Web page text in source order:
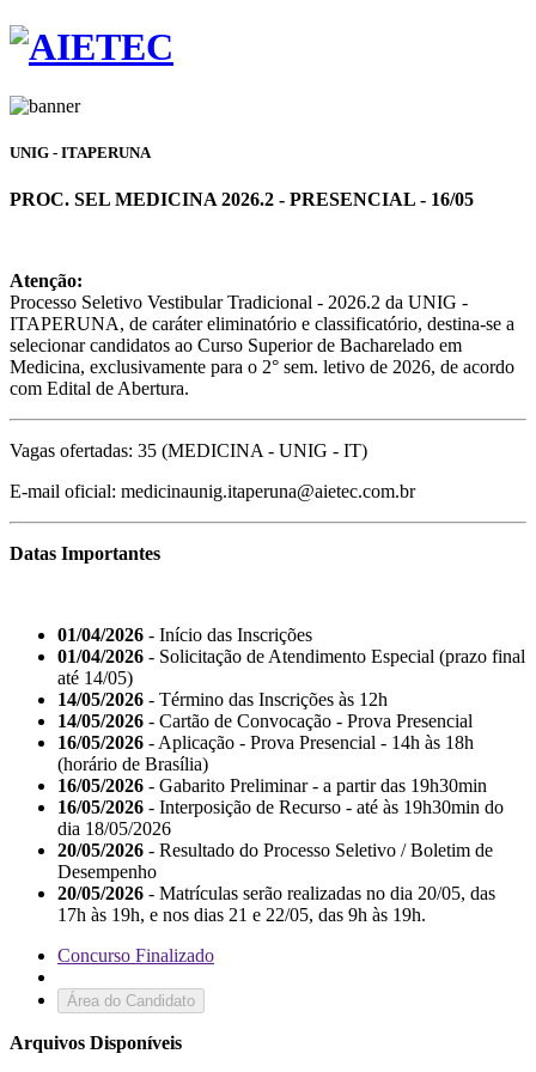
UNIG - ITAPERUNA
PROC. SEL MEDICINA 2026.2 - PRESENCIAL - 16/05
Atenção:
Processo Seletivo Vestibular Tradicional - 2026.2 da UNIG -
ITAPERUNA, de caráter eliminatório e classificatório, destina-se a
selecionar candidatos ao Curso Superior de Bacharelado em
Medicina, exclusivamente para o 2° sem. letivo de 2026, de acordo
com Edital de Abertura.
Vagas ofertadas: 35 (MEDICINA - UNIG - IT)
E-mail oficial: medicinaunig.itaperuna@aietec.com.br
Datas Importantes
01/04/2026 - Início das Inscrições
01/04/2026 - Solicitação de Atendimento Especial (prazo final
até 14/05)
14/05/2026 - Término das Inscrições às 12h
14/05/2026 - Cartão de Convocação - Prova Presencial
16/05/2026 - Aplicação - Prova Presencial - 14h às 18h
(horário de Brasília)
16/05/2026 - Gabarito Preliminar - a partir das 19h30min
16/05/2026 - Interposição de Recurso - até às 19h30min do
dia 18/05/2026
20/05/2026 - Resultado do Processo Seletivo / Boletim de
Desempenho
20/05/2026 - Matrículas serão realizadas no dia 20/05, das
17h às 19h, e nos dias 21 e 22/05, das 9h às 19h.
Concurso Finalizado
Área do Candidato
Arquivos Disponíveis